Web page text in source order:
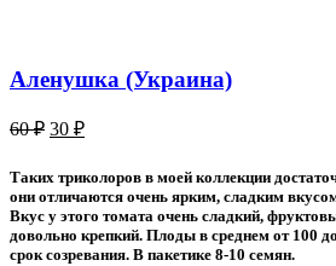
Аленушка (Украина)
60₽ Первоначальная
60 ₽.
30 ₽Текущая
30 ₽.
Таких триколоров в моей коллекции
они отличаются очень ярким, сладким
Вкус у этого томата очень сладкий,
довольно крепкий. Плоды в среднем от 100
срок созревания. В пакетике 8-10 семян.